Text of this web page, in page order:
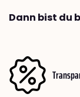
Dann bist du